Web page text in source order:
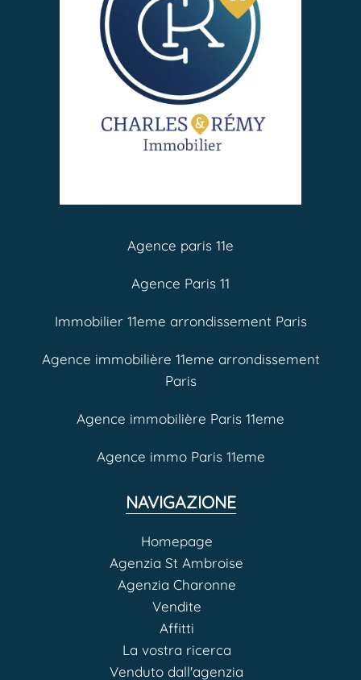
Agence paris 11e
Agence Paris 11
Immobilier 11eme arrondissement Paris
Agence immobilière 11eme arrondissement
Paris
Agence immobilière Paris 11eme
Agence immo Paris 11eme
NAVIGAZIONE
Homepage
Agenzia St Ambroise
Agenzia Charonne
Vendite
Affitti
La vostra ricerca
Venduto dall'agenzia